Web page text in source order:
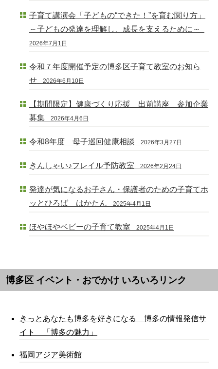
子育て講演会「子どもの“できた！”を育む関り方」
～子どもの発達を理解し、成長を支えるために～
2026年7月1日
令和７年度開催予定の博多区子育て教室のお知ら
せ
2026年6月10日
【期間限定】健康づくり応援 出前講座 参加企業
募集
2026年4月6日
令和8年度 母子巡回健康相談 2026年3月27日
きんしゃい♪フレイル予防教室 2026年2月24日
発達が気になるお子さん・保護者のための子育てホ
ッとひろば はかたん
2025年4月1日
ほやほやベビーの子育て教室 2025年4月1日
博多区 イベント・おでかけ いろいろリンク
きっとあなたも博多を好きになる 博多の情報発信サ
イト 「博多の魅力」
福岡アジア美術館